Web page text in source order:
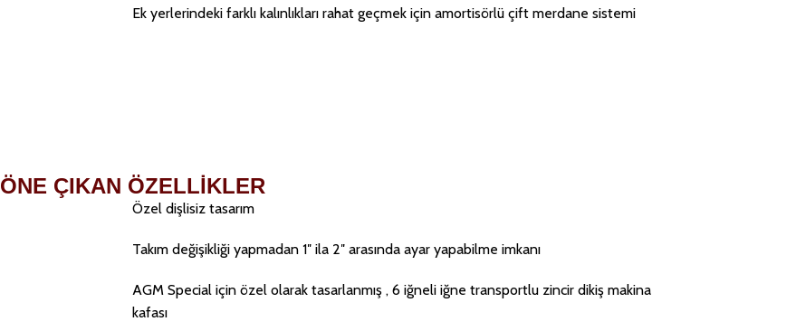
Ek yerlerindeki farklı kalınlıkları rahat geçmek için amortisörlü çift merdane sistemi
ÖNE ÇIKAN ÖZELLİKLER
Özel dişlisiz tasarım
Takım değişikliği yapmadan 1″ ila 2″ arasında ayar yapabilme imkanı
AGM Special için özel olarak tasarlanmış , 6 iğneli iğne transportlu zincir dikiş makina
kafası